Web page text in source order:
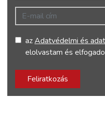
E-mail cím
azAdatvédelmi és
elolvastam és
Feliratkozás